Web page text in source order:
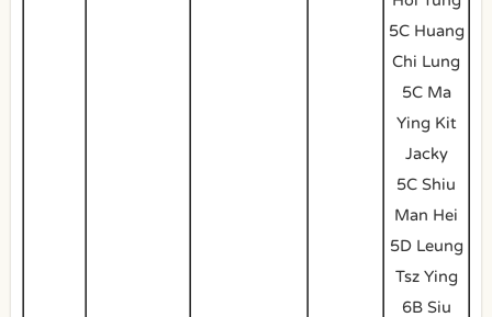
5C Huang
Chi Lung
5C Ma
Ying Kit
Jacky
5C Shiu
Man Hei
5D Leung
Tsz Ying
6B Siu